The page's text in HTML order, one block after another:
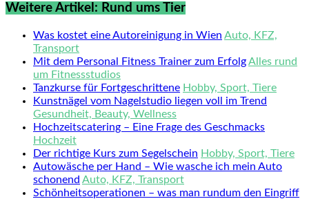
Weitere Artikel: Rund ums Tier
Was kostet eine Autoreinigung in Wien Auto, KFZ,
Transport
Mit dem Personal Fitness Trainer zum ErfolgAlles rund
um Fitnessstudios
Tanzkurse für Fortgeschrittene Hobby, Sport, Tiere
Kunstnägel vom Nagelstudio liegen voll im Trend
Gesundheit, Beauty, Wellness
Hochzeitscatering – Eine Frage des Geschmacks
Hochzeit
Der richtige Kurs zum Segelschein Hobby, Sport, Tiere
Autowäsche per Hand – Wie wasche ich mein Auto
schonend Auto, KFZ, Transport
Schönheitsoperationen – was man rundum den Eingriff